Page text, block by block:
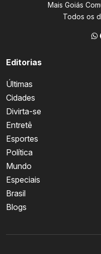
Mais Goiás
Todos os
Editorias
Últimas
Cidades
Divirta-se
Entretê
Esportes
Política
Mundo
Especiais
Brasil
Blogs